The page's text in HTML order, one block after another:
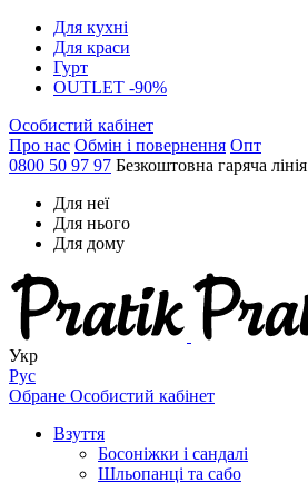
Для кухні
Для краси
Гурт
OUTLET -90%
Особистий кабінет
Про нас Обмін і повернення Опт
0800 50 97 97 Безкоштовна гаряча лінія
Для неї
Для нього
Для дому
Укр
Рус
Обране Особистий кабінет
Взуття
Босоніжки і сандалі
Шльопанці та сабо